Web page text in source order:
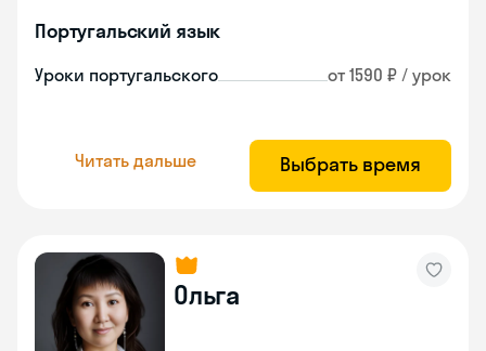
Португальский язык
Уроки португальского от 1590 ₽ / урок
Читать дальше Выбрать время
Ольга